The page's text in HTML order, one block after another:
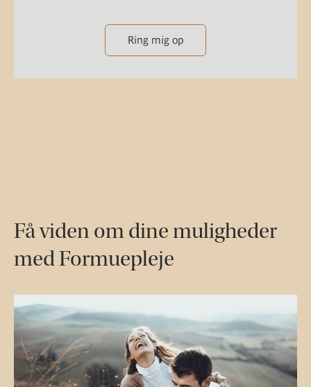
Ring mig op
Få viden om dine muligheder
med Formuepleje